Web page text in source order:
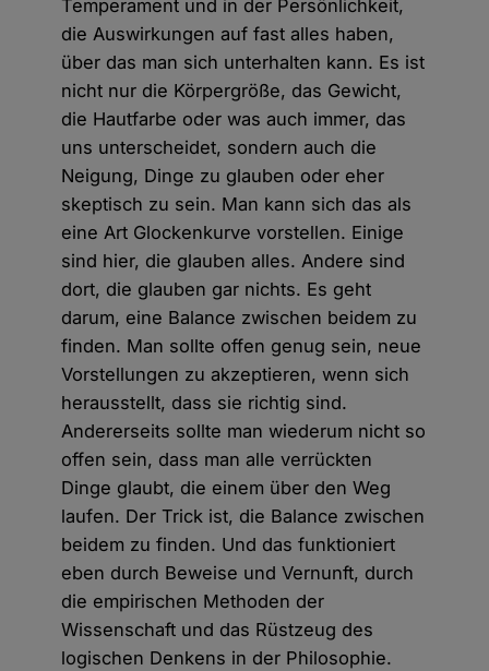
Temperament und in der Persönlichkeit,
die Auswirkungen auf fast alles haben,
über das man sich unterhalten kann. Es ist
nicht nur die Körpergröße, das Gewicht,
die Hautfarbe oder was auch immer, das
uns unterscheidet, sondern auch die
Neigung, Dinge zu glauben oder eher
skeptisch zu sein. Man kann sich das als
eine Art Glockenkurve vorstellen. Einige
sind hier, die glauben alles. Andere sind
dort, die glauben gar nichts. Es geht
darum, eine Balance zwischen beidem zu
finden. Man sollte offen genug sein, neue
Vorstellungen zu akzeptieren, wenn sich
herausstellt, dass sie richtig sind.
Andererseits sollte man wiederum nicht so
offen sein, dass man alle verrückten
Dinge glaubt, die einem über den Weg
laufen. Der Trick ist, die Balance zwischen
beidem zu finden. Und das funktioniert
eben durch Beweise und Vernunft, durch
die empirischen Methoden der
Wissenschaft und das Rüstzeug des
logischen Denkens in der Philosophie.